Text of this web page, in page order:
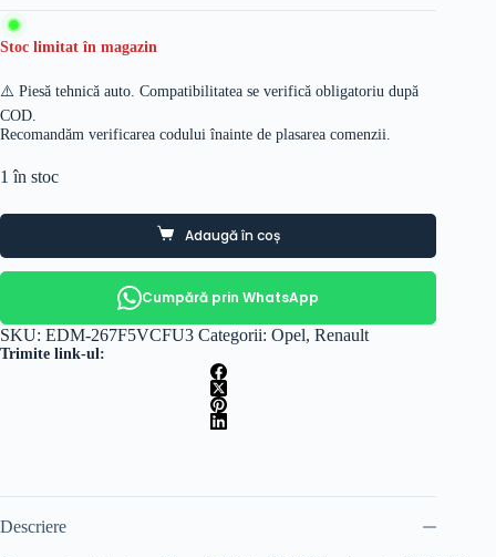
Stoc limitat în magazin
⚠️ Piesă tehnică auto. Compatibilitatea se verifică obligatoriu după
COD.
Recomandăm verificarea codului înainte de plasarea comenzii.
1 în stoc
Adaugă în coș
Cumpără prin WhatsApp
SKU: EDM-267F5VCFU3 Categorii: Opel, Renault
Trimite link-ul:
Descriere